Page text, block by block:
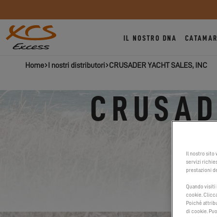
IL NOSTRO DNA
Home I nostri distributori CRUSADER YACHT SALES, INC
Il nostro sito
servizi
prestazioni
Quando visiti
cookie.
Poiché
di cookie.